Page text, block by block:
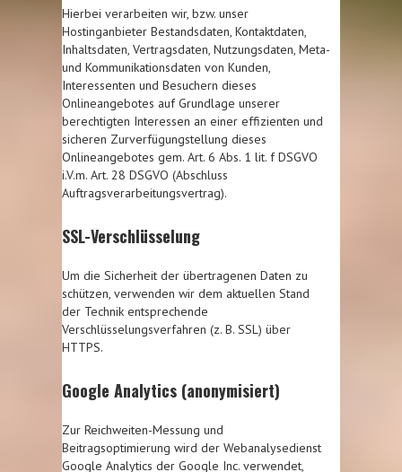
Hierbei verarbeiten wir, bzw. unser
Hostinganbieter Bestandsdaten, Kontaktdaten,
Inhaltsdaten, Vertragsdaten, Nutzungsdaten, Meta-
und Kommunikationsdaten von Kunden,
Interessenten und Besuchern dieses
Onlineangebotes auf Grundlage unserer
berechtigten Interessen an einer effizienten und
sicheren Zurverfügungstellung dieses
Onlineangebotes gem. Art. 6 Abs. 1 lit. f DSGVO
i.V.m. Art. 28 DSGVO (Abschluss
Auftragsverarbeitungsvertrag).
SSL-Verschlüsselung
Um die Sicherheit der übertragenen Daten zu
schützen, verwenden wir dem aktuellen Stand
der Technik entsprechende
Verschlüsselungsverfahren (z. B. SSL) über
HTTPS.
Google Analytics (anonymisiert)
Zur Reichweiten-Messung und
Beitragsoptimierung wird der Webanalysedienst
Google Analytics der Google Inc. verwendet,